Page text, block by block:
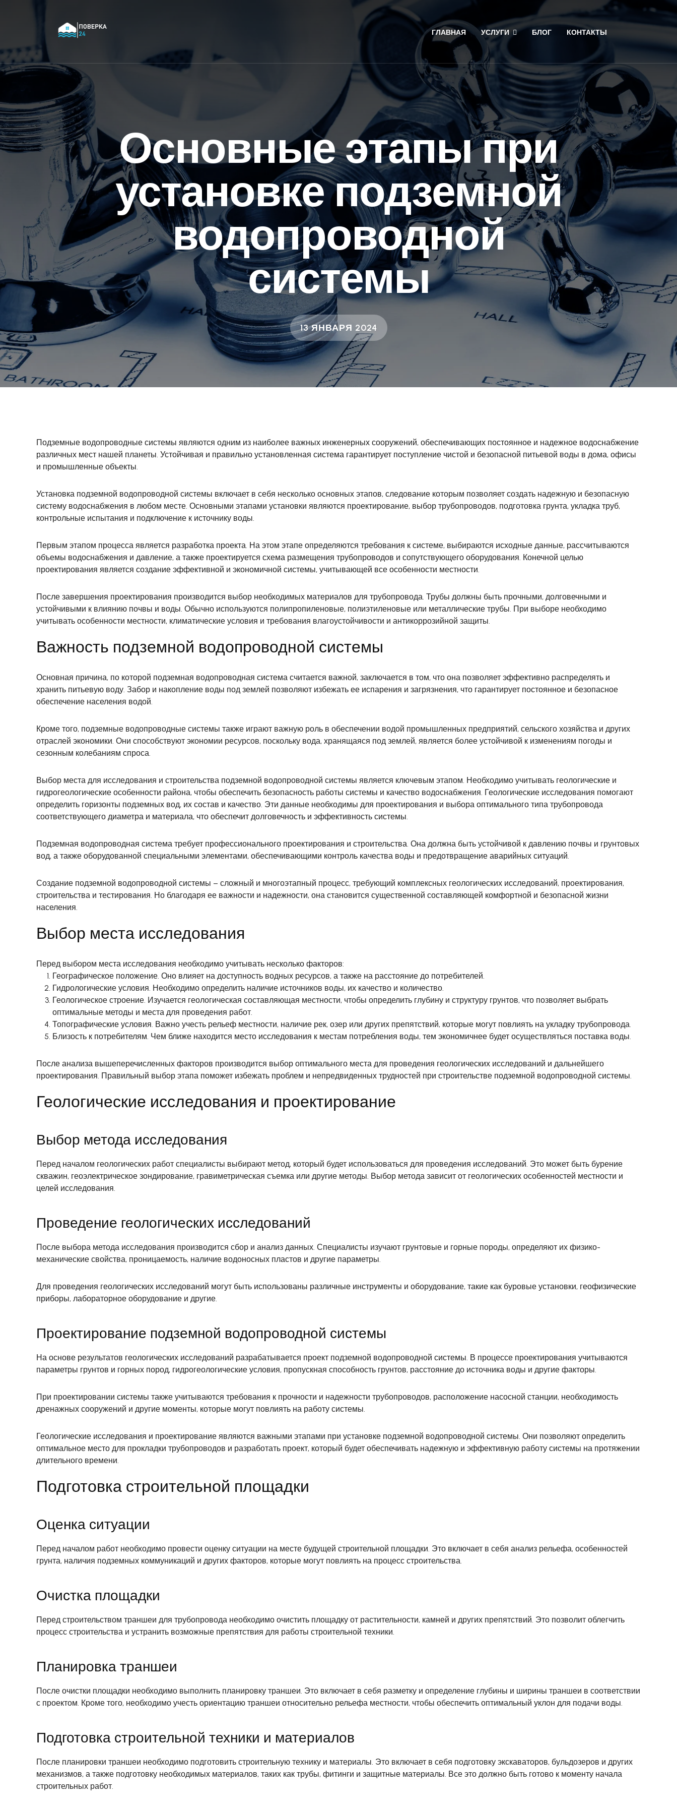
ГЛАВНАЯ УСЛУГИ БЛОГ КОНТАКТЫ
Основные этапы при
установке подземной
водопроводной
системы
13 ЯНВАРЯ 2024
Подземные водопроводные системы являются одним из наиболее важных инженерных сооружений, обеспечивающих постоянное и надежное водоснабжение
различных мест нашей планеты. Устойчивая и правильно установленная система гарантирует поступление чистой и безопасной питьевой воды в дома, офисы
и промышленные объекты.
Установка подземной водопроводной системы включает в себя несколько основных этапов, следование которым позволяет создать надежную и безопасную
систему водоснабжения в любом месте. Основными этапами установки являются проектирование, выбор трубопроводов, подготовка грунта, укладка труб,
контрольные испытания и подключение к источнику воды.
Первым этапом процесса является разработка проекта. На этом этапе определяются требования к системе, выбираются исходные данные, рассчитываются
объемы водоснабжения и давление, а также проектируется схема размещения трубопроводов и сопутствующего оборудования. Конечной целью
проектирования является создание эффективной и экономичной системы, учитывающей все особенности местности.
После завершения проектирования производится выбор необходимых материалов для трубопровода. Трубы должны быть прочными, долговечными и
устойчивыми к влиянию почвы и воды. Обычно используются полипропиленовые, полиэтиленовые или металлические трубы. При выборе необходимо
учитывать особенности местности, климатические условия и требования влагоустойчивости и антикоррозийной защиты.
Важность подземной водопроводной системы
Основная причина, по которой подземная водопроводная система считается важной, заключается в том, что она позволяет эффективно распределять и
хранить питьевую воду. Забор и накопление воды под землей позволяют избежать ее испарения и загрязнения, что гарантирует постоянное и безопасное
обеспечение населения водой.
Кроме того, подземные водопроводные системы также играют важную роль в обеспечении водой промышленных предприятий, сельского хозяйства и других
отраслей экономики. Они способствуют экономии ресурсов, поскольку вода, хранящаяся под землей, является более устойчивой к изменениям погоды и
сезонным колебаниям спроса.
Выбор места для исследования и строительства подземной водопроводной системы является ключевым этапом. Необходимо учитывать геологические и
гидрогеологические особенности района, чтобы обеспечить безопасность работы системы и качество водоснабжения. Геологические исследования помогают
определить горизонты подземных вод, их состав и качество. Эти данные необходимы для проектирования и выбора оптимального типа трубопровода
соответствующего диаметра и материала, что обеспечит долговечность и эффективность системы.
Подземная водопроводная система требует профессионального проектирования и строительства. Она должна быть устойчивой к давлению почвы и грунтовых
вод, а также оборудованной специальными элементами, обеспечивающими контроль качества воды и предотвращение аварийных ситуаций.
Создание подземной водопроводной системы – сложный и многоэтапный процесс, требующий комплексных геологических исследований, проектирования,
строительства и тестирования. Но благодаря ее важности и надежности, она становится существенной составляющей комфортной и безопасной жизни
населения.
Выбор места исследования
Перед выбором места исследования необходимо учитывать несколько факторов:
Географическое положение. Оно влияет на доступность водных ресурсов, а также на расстояние до потребителей.
Гидрологические условия. Необходимо определить наличие источников воды, их качество и количество.
Геологическое строение. Изучается геологическая составляющая местности, чтобы определить глубину и структуру грунтов, что позволяет выбрать
оптимальные методы и места для проведения работ.
Топографические условия. Важно учесть рельеф местности, наличие рек, озер или других препятствий, которые могут повлиять на укладку трубопровода.
Близость к потребителям. Чем ближе находится место исследования к местам потребления воды, тем экономичнее будет осуществляться поставка воды.
После анализа вышеперечисленных факторов производится выбор оптимального места для проведения геологических исследований и дальнейшего
проектирования. Правильный выбор этапа поможет избежать проблем и непредвиденных трудностей при строительстве подземной водопроводной системы.
Геологические исследования и проектирование
Выбор метода исследования
Перед началом геологических работ специалисты выбирают метод, который будет использоваться для проведения исследований. Это может быть бурение
скважин, геоэлектрическое зондирование, гравиметрическая съемка или другие методы. Выбор метода зависит от геологических особенностей местности и
целей исследования.
Проведение геологических исследований
После выбора метода исследования производится сбор и анализ данных. Специалисты изучают грунтовые и горные породы, определяют их физико-
механические свойства, проницаемость, наличие водоносных пластов и другие параметры.
Для проведения геологических исследований могут быть использованы различные инструменты и оборудование, такие как буровые установки, геофизические
приборы, лабораторное оборудование и другие.
Проектирование подземной водопроводной системы
На основе результатов геологических исследований разрабатывается проект подземной водопроводной системы. В процессе проектирования учитываются
параметры грунтов и горных пород, гидрогеологические условия, пропускная способность грунтов, расстояние до источника воды и другие факторы.
При проектировании системы также учитываются требования к прочности и надежности трубопроводов, расположение насосной станции, необходимость
дренажных сооружений и другие моменты, которые могут повлиять на работу системы.
Геологические исследования и проектирование являются важными этапами при установке подземной водопроводной системы. Они позволяют определить
оптимальное место для прокладки трубопроводов и разработать проект, который будет обеспечивать надежную и эффективную работу системы на протяжении
длительного времени.
Подготовка строительной площадки
Оценка ситуации
Перед началом работ необходимо провести оценку ситуации на месте будущей строительной площадки. Это включает в себя анализ рельефа, особенностей
грунта, наличия подземных коммуникаций и других факторов, которые могут повлиять на процесс строительства.
Очистка площадки
Перед строительством траншеи для трубопровода необходимо очистить площадку от растительности, камней и других препятствий. Это позволит облегчить
процесс строительства и устранить возможные препятствия для работы строительной техники.
Планировка траншеи
После очистки площадки необходимо выполнить планировку траншеи. Это включает в себя разметку и определение глубины и ширины траншеи в соответствии
с проектом. Кроме того, необходимо учесть ориентацию траншеи относительно рельефа местности, чтобы обеспечить оптимальный уклон для подачи воды.
Подготовка строительной техники и материалов
После планировки траншеи необходимо подготовить строительную технику и материалы. Это включает в себя подготовку экскаваторов, бульдозеров и других
механизмов, а также подготовку необходимых материалов, таких как трубы, фитинги и защитные материалы. Все это должно быть готово к моменту начала
строительных работ.